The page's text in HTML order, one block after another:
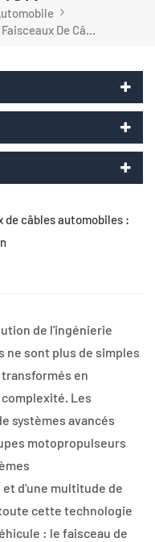
Pièces En Caoutchouc Pour Faisceaux De Câbles Automobiles : Petits Composants, Grande Protection
de câbles automobiles :
de l'ingénierie
ne sont plus de simples
en
Les
systèmes avancés
motopropulseurs
d'une multitude de
cette technologie
: le faisceau de